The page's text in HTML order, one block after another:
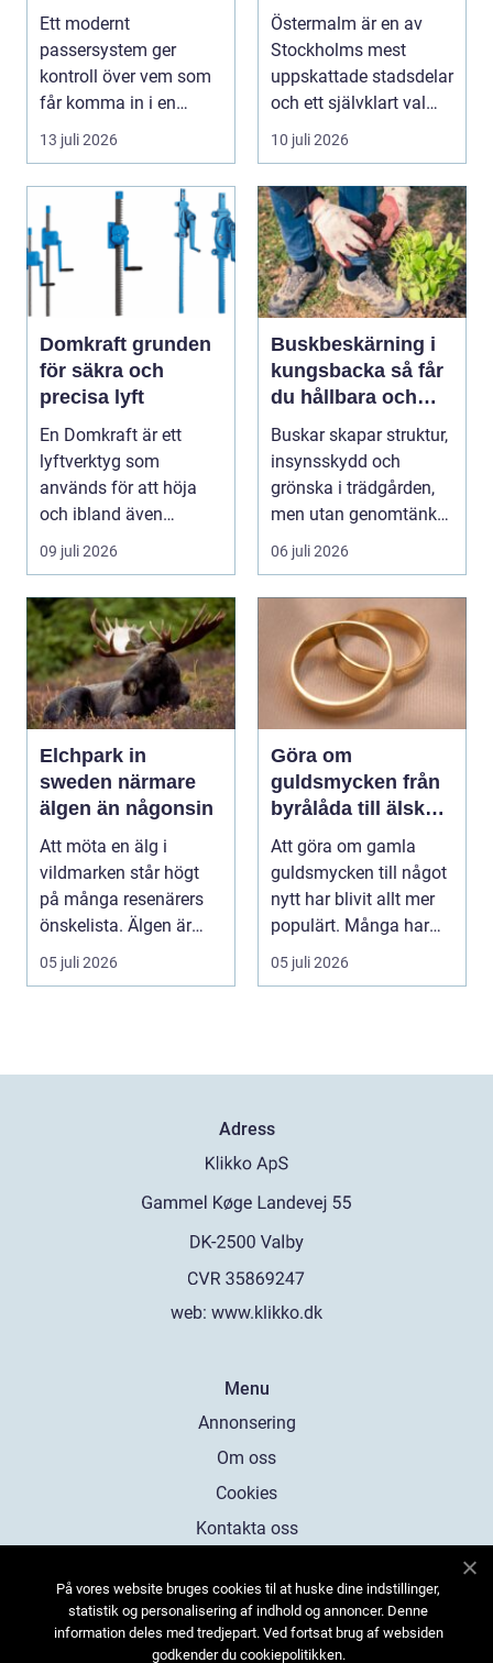
smidigare tillträde
Ett modernt
passersystem ger
kontroll över vem som
får komma in i en
byggnad, när de får
13 juli 2026
matupplevelser i
en av Stockholms
mest attraktiva
stadsdelar
Östermalm är en av
Stockholms mest
uppskattade stadsdelar
och ett självklart val
f&ou...
10 juli 2026
Domkraft grunden
för säkra och
precisa lyft
En Domkraft är ett
lyftverktyg som
används för att höja
och ibland även
positionera tunga
09 juli 2026
Buskbeskärning i
kungsbacka så får
du hållbara och
vackra buskar året
runt
Buskar skapar struktur,
insynsskydd och
grönska i trädgården,
men utan genomtänkt
beskärning blir de...
06 juli 2026
Elchpark in
sweden närmare
älgen än någonsin
Att möta en älg i
vildmarken står högt
på många resenärers
önskelista. Älgen är
Skandinaviens ikonis...
05 juli 2026
Göra om
guldsmycken från
byrålåda till älskad
favorit
Att göra om gamla
guldsmycken till något
nytt har blivit allt mer
populärt. Många har
ärvda ringar, ...
05 juli 2026
Adress
web: www.klikko.dk
Menu
Annonsering
Om oss
Cookies
Kontakta oss
På vores website bruges cookies til at huske dine indstillinger,
statistik og personalisering af indhold og annoncer. Denne
information deles med tredjepart. Ved fortsat brug af websiden
godkender du cookiepolitikken.